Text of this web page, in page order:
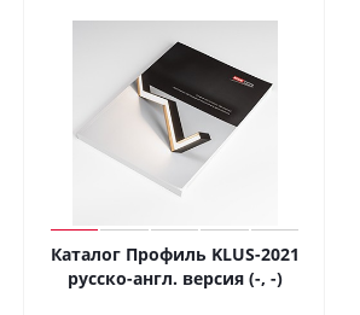
Каталог Профиль KLUS-2021
русско-англ. версия (-, -)